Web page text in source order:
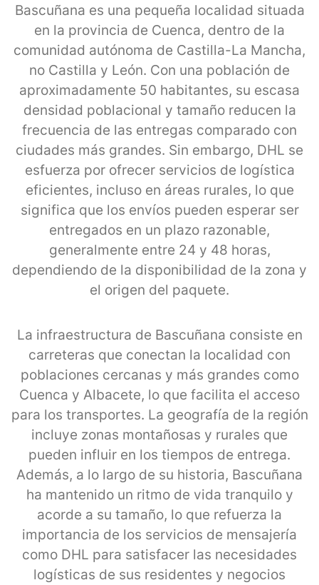
Bascuñana es una pequeña localidad situada
en la provincia de Cuenca, dentro de la
comunidad autónoma de Castilla-La Mancha,
no Castilla y León. Con una población de
aproximadamente 50 habitantes, su escasa
densidad poblacional y tamaño reducen la
frecuencia de las entregas comparado con
ciudades más grandes. Sin embargo, DHL se
esfuerza por ofrecer servicios de logística
eficientes, incluso en áreas rurales, lo que
significa que los envíos pueden esperar ser
entregados en un plazo razonable,
generalmente entre 24 y 48 horas,
dependiendo de la disponibilidad de la zona y
el origen del paquete.
La infraestructura de Bascuñana consiste en
carreteras que conectan la localidad con
poblaciones cercanas y más grandes como
Cuenca y Albacete, lo que facilita el acceso
para los transportes. La geografía de la región
incluye zonas montañosas y rurales que
pueden influir en los tiempos de entrega.
Además, a lo largo de su historia, Bascuñana
ha mantenido un ritmo de vida tranquilo y
acorde a su tamaño, lo que refuerza la
importancia de los servicios de mensajería
como DHL para satisfacer las necesidades
logísticas de sus residentes y negocios